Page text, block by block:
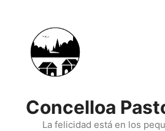
content
Concelloa
La felicidad está en los